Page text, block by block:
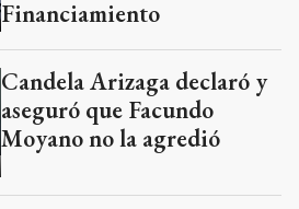
Financiamiento
Candela Arizaga declaró y
aseguró que Facundo
Moyano no la agredió